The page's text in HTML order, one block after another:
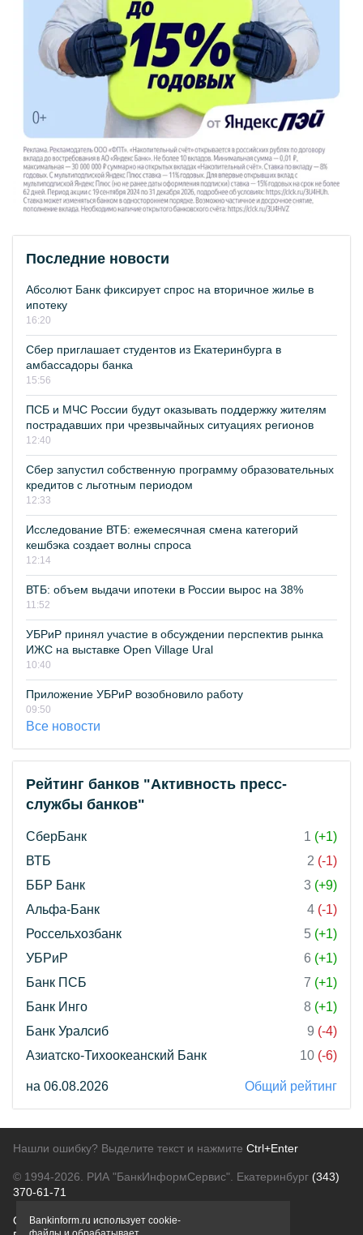
Последние новости
Абсолют Банк фиксирует спрос на вторичное жилье в
ипотеку
16:20
Сбер приглашает студентов из Екатеринбурга в
амбассадоры банка
15:56
ПСБ и МЧС России будут оказывать поддержку жителям
пострадавших при чрезвычайных ситуациях регионов
12:40
Сбер запустил собственную программу образовательных
кредитов с льготным периодом
12:33
Исследование ВТБ: ежемесячная смена категорий
кешбэка создает волны спроса
12:14
ВТБ: объем выдачи ипотеки в России вырос на 38%
11:52
УБРиР принял участие в обсуждении перспектив рынка
ИЖС на выставке Open Village Ural
10:40
Приложение УБРиР возобновило работу
09:50
Все новости
Рейтинг банков "Активность пресс-
службы банков"
СберБанк 1 (+1)
ВТБ
2 (-1)
ББР Банк
3 (+9)
Альфа-Банк
4 (-1)
Россельхозбанк
5 (+1)
УБРиР
6 (+1)
Банк ПСБ
7 (+1)
Банк Инго
8 (+1)
Банк Уралсиб
9 (-4)
Азиатско-Тихоокеанский Банк
10 (-6)
на 06.08.2026 Общий рейтинг
Нашли ошибку? Выделите текст и нажмите Ctrl+Enter
© 1994-2026. РИА "БанкИнформСервис". Екатеринбург (343)
370-61-71
О проектеПолитика конфиденциальности
Bankinform.ru использует cookie-